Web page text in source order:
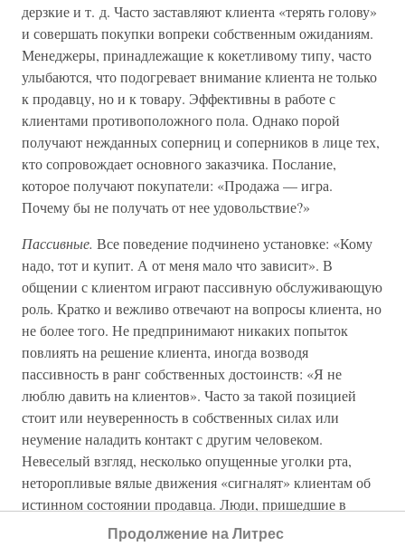
дерзкие и т. д. Часто заставляют клиента «терять голову»
и совершать покупки вопреки собственным ожиданиям.
Менеджеры, принадлежащие к кокетливому типу, часто
улыбаются, что подогревает внимание клиента не только
к продавцу, но и к товару. Эффективны в работе с
клиентами противоположного пола. Однако порой
получают нежданных соперниц и соперников в лице тех,
кто сопровождает основного заказчика. Послание,
которое получают покупатели: «Продажа — игра.
Почему бы не получать от нее удовольствие?»
Пассивные. Все поведение подчинено установке: «Кому
надо, тот и купит. А от меня мало что зависит». В
общении с клиентом играют пассивную обслуживающую
роль. Кратко и вежливо отвечают на вопросы клиента, но
не более того. Не предпринимают никаких попыток
повлиять на решение клиента, иногда возводя
пассивность в ранг собственных достоинств: «Я не
люблю давить на клиентов». Часто за такой позицией
стоит или неуверенность в собственных силах или
неумение наладить контакт с другим человеком.
Невеселый взгляд, несколько опущенные уголки рта,
неторопливые вялые движения «сигналят» клиентам об
истинном состоянии продавца. Люди, пришедшие в
торговлю с таким отношением, не получают
удовольствия от процесса работы, воспринимают ее как
Продолжение на Литрес